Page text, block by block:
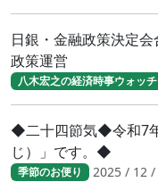
日銀・金融政策決定
政策運営
八木宏之の経済時事ウォッチ
◆二十四節気◆令和7
じ）」です。◆
季節のお便り 2025 / 12 /